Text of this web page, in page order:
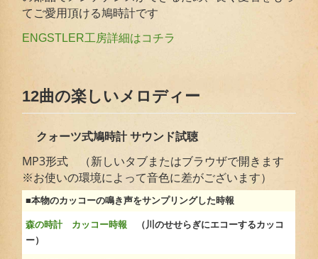
てご愛用頂ける鳩時計です
ENGSTLER工房詳細はコチラ
12曲の楽しいメロディー
クォーツ式鳩時計 サウンド試聴
MP3形式 （新しいタブまたはブラウザで開きます
※お使いの環境によって音色に差がございます）
■本物のカッコーの鳴き声をサンプリングした時報
森の時計 カッコー時報 （川のせせらぎにエコーするカッコ
ー）